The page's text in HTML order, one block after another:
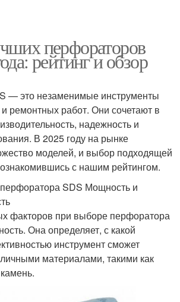
перфораторов
рейтинг и обзор
— это незаменимые инструменты
ремонтных работ. Они сочетают в
надежность и
В 2025 году на рынке
моделей, и выбор подходящей
с нашим рейтингом.
SDS Мощность и
факторов при выборе перфоратора
Она определяет, с какой
инструмент сможет
материалами, такими как